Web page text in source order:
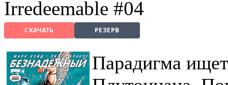
Irredeemable #04
СКАЧАТЬ РЕЗЕРВ
Парадигма